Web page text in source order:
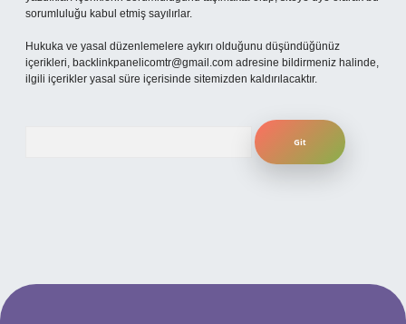
sorumluluğu kabul etmiş sayılırlar.
Hukuka ve yasal düzenlemelere aykırı olduğunu düşündüğünüz
içerikleri, backlinkpanelicomtr@gmail.com adresine bildirmeniz halinde,
ilgili içerikler yasal süre içerisinde sitemizden kaldırılacaktır.
mobil giriş